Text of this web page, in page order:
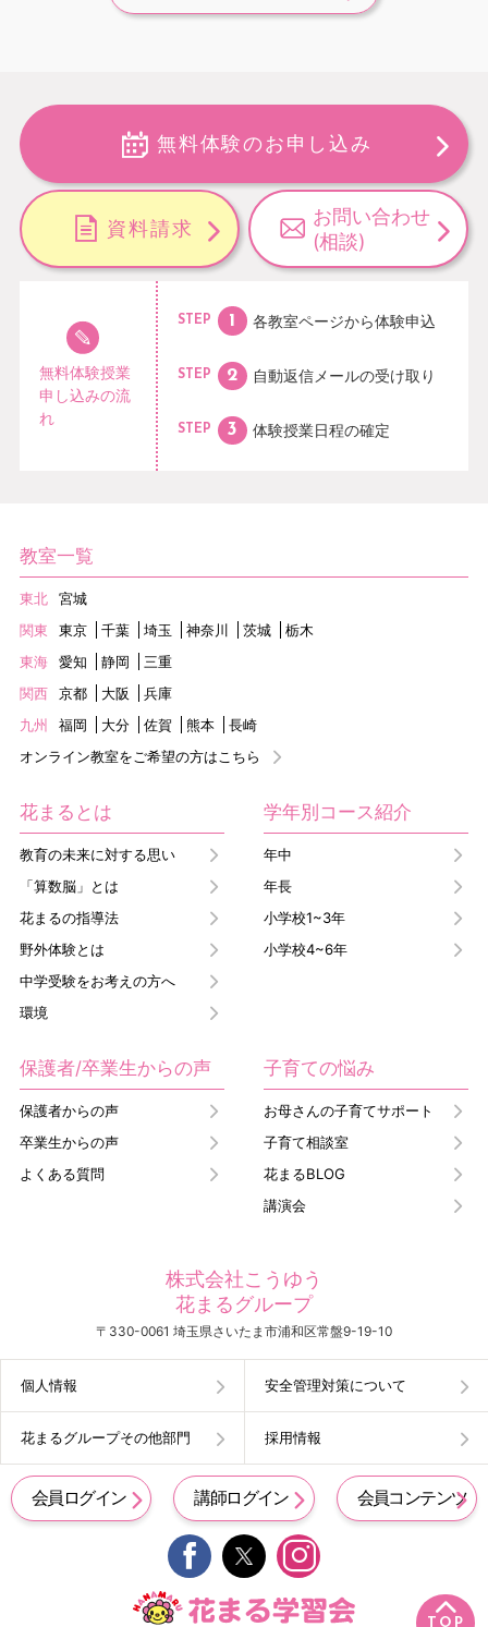
無料体験のお申し込み
資料請求
お問い合わせ
(相談)
無料体験授業
申し込みの流
れ
STEP 各教室ページから体験申込
STEP 自動返信メールの受け取り
STEP 体験授業日程の確定
TOP
教室一覧
東北
宮城
関東
東京 千葉 埼玉 神奈川 茨城
栃木
東海
愛知 静岡
三重
関西
京都 大阪
兵庫
九州
福岡 大分 佐賀 熊本
長崎
オンライン教室をご希望の方はこちら
花まるとは
教育の未来に対する思い
「算数脳」とは
花まるの指導法
野外体験とは
中学受験をお考えの方へ
環境
学年別コース紹介
年中
年長
小学校1~3年
小学校4~6年
保護者/卒業生からの声
保護者からの声
卒業生からの声
よくある質問
子育ての悩み
お母さんの子育てサポート
子育て相談室
花まるBLOG
講演会
株式会社こうゆう
花まるグループ
〒330-0061 埼玉県さいたま市浦和区常盤9-19-10
個人情報 安全管理対策について
花まるグループその他部門 採用情報
会員ログイン 講師ログイン 会員コンテンツ
 